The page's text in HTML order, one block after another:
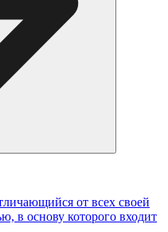
от всех своей
в основу которого входит